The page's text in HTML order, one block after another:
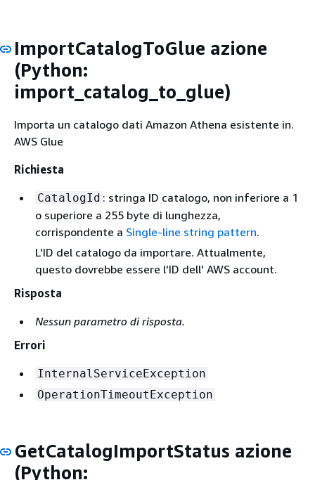
ImportCatalogToGlue azione
(Python:
import_catalog_to_glue)
Importa un catalogo dati Amazon Athena esistente in.
AWS Glue
Richiesta
CatalogId : stringa ID catalogo, non inferiore a 1
o superiore a 255 byte di lunghezza,
corrispondente a Single-line string pattern.
L'ID del catalogo da importare. Attualmente,
questo dovrebbe essere l'ID dell' AWS account.
Risposta
Nessun parametro di risposta.
Errori
InternalServiceException
OperationTimeoutException
GetCatalogImportStatus azione
(Python: